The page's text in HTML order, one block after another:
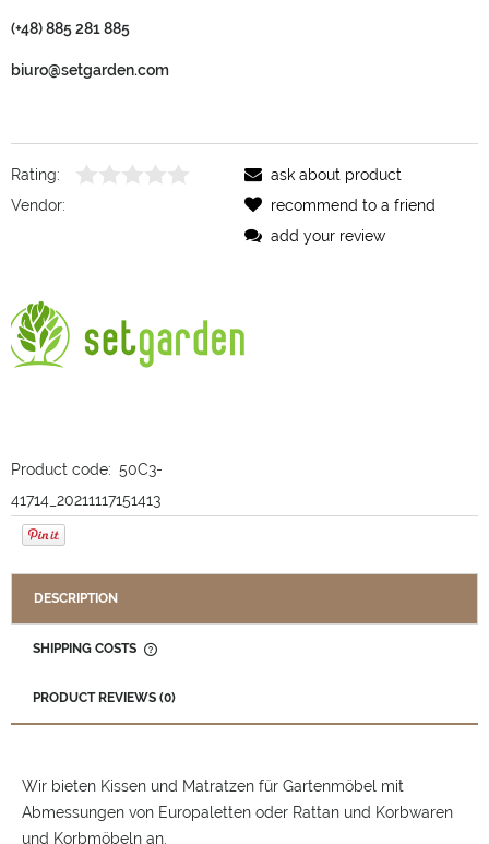
(+48) 885 281 885
biuro@setgarden.com
Rating:
Vendor:
Product code: 50C3-
41714_20211117151413
ask about product
recommend to a friend
add your review
DESCRIPTION
SHIPPING COSTS
PRODUCT REVIEWS (0)
Wir bieten Kissen und Matratzen für Gartenmöbel mit
Abmessungen von Europaletten oder Rattan und Korbwaren
und Korbmöbeln an.